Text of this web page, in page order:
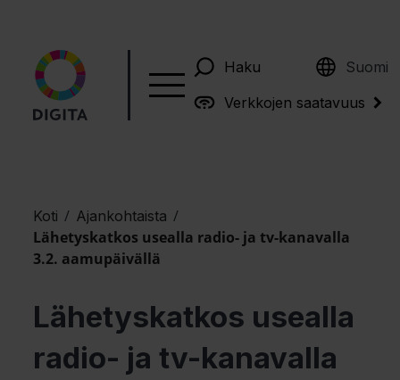
Haku Suomi
English
Verkkojen saatavuus
Koti / Ajankohtaista /
Lähetyskatkos usealla radio- ja tv-kanavalla
3.2. aamupäivällä
Lähetyskatkos usealla
radio- ja tv-kanavalla